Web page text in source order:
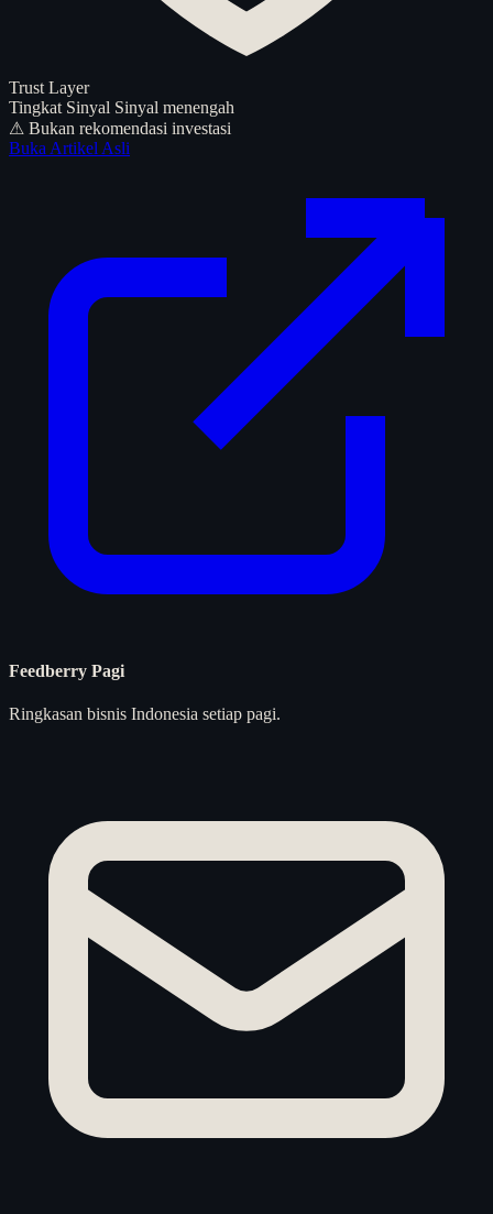
Trust Layer
Tingkat Sinyal Sinyal menengah
⚠ Bukan rekomendasi investasi
Buka Artikel Asli
Feedberry Pagi
Ringkasan bisnis Indonesia setiap pagi.